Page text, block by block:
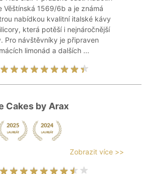
Věštínská 1569/6b a je známá
nabídkou kvalitní italské kávy
která potěší i nejnáročnější
Pro návštěvníky je připraven
limonád a dalších ...
Cakes by Arax
Zobrazit více >>